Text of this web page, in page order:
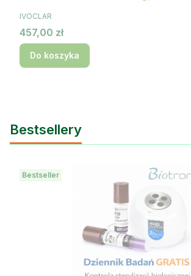
PRODUCENT
IVOCLAR
Cena
457,00 zł
Do koszyka
Bestsellery
Bestseller